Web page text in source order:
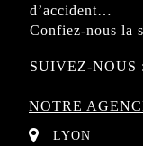
d’accident…
Confiez-nous la
SUIVEZ-NOUS :
NOTRE
LYON